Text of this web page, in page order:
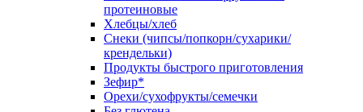
протеиновые
Хлебцы/хлеб
Снеки (чипсы/попкорн/сухарики/
крендельки)
Продукты быстрого приготовления
Зефир*
Орехи/сухофрукты/семечки